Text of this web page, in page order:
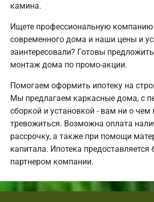
камина.
Ищете профессиональную компанию
современного дома и наши цены и
заинтересовали? Готовы
монтаж дома по промо-акции.
Помогаем оформить ипотеку на
Мы предлагаем каркасные дома, с
сборкой и установкой - вам ни о чем
тревожиться. Возможна оплата
рассрочку, а также при помощи
капитала. Ипотека предоставляется
партнером компании.